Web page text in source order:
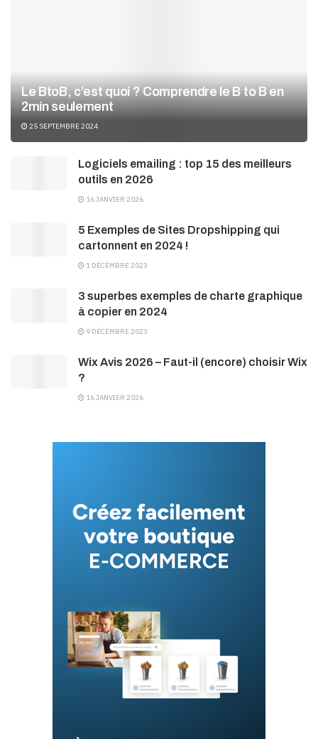
Le BtoB, c’est quoi ? Comprendre le B to B en
2min seulement
25 SEPTEMBRE 2024
Logiciels emailing : top 15 des meilleurs
outils en 2026
16 JANVIER 2026
5 Exemples de Sites Dropshipping qui
cartonnent en 2024 !
1 DÉCEMBRE 2023
3 superbes exemples de charte graphique
à copier en 2024
9 DÉCEMBRE 2023
Wix Avis 2026 – Faut-il (encore) choisir Wix
?
16 JANVIER 2026